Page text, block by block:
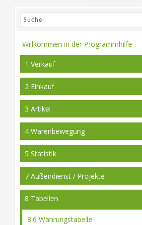
Willkommen in der Programmhilfe
1 Verkauf
2 Einkauf
3 Artikel
4 Warenbewegung
5 Statistik
7 Außendienst / Projekte
8 Tabellen
8.6 Währungstabelle